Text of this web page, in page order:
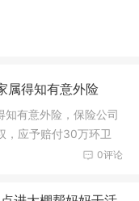
属得知有意外险
有意外险，保险公司
，应予赔付30万环卫
年才得知逝者享有单
0评论